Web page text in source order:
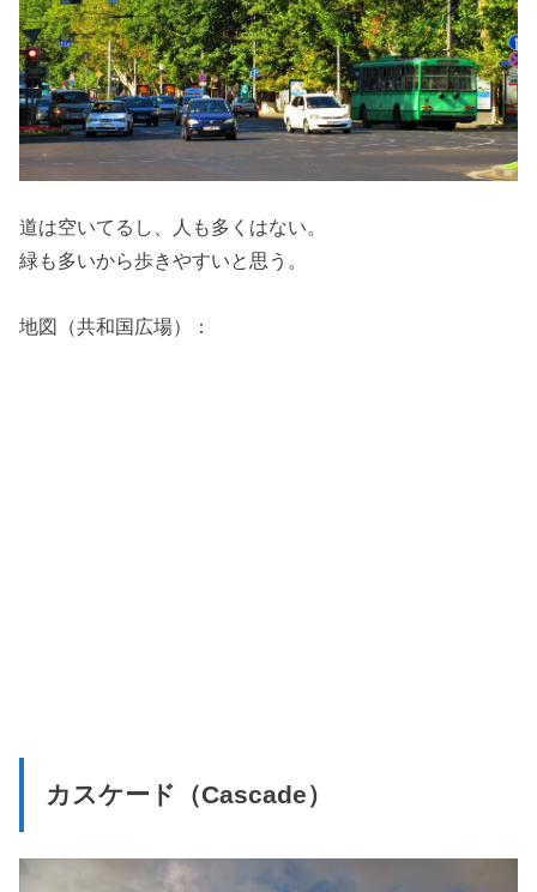
道は空いてるし、人も多くはない。
緑も多いから歩きやすいと思う。
地図（共和国広場）：
カスケード（Cascade）